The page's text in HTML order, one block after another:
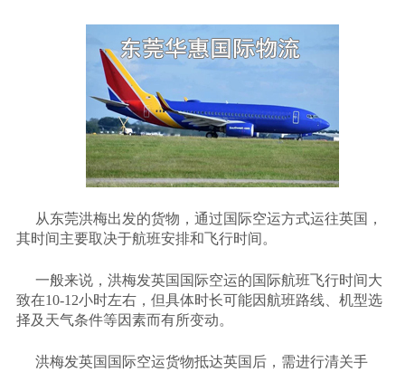
从东莞洪梅出发的货物，通过国际空运方式运往英国，
其时间主要取决于航班安排和飞行时间。
一般来说，洪梅发英国国际空运的国际航班飞行时间大
致在10-12小时左右，但具体时长可能因航班路线、机型选
择及天气条件等因素而有所变动。
洪梅发英国国际空运货物抵达英国后，需进行清关手